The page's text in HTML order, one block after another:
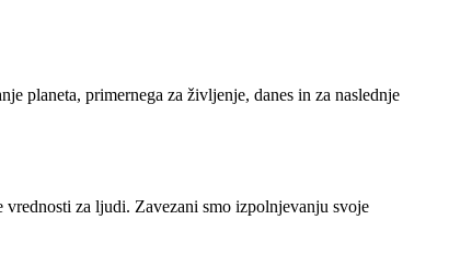
planeta, primernega za življenje, danes in za naslednje
za ljudi. Zavezani smo izpolnjevanju svoje